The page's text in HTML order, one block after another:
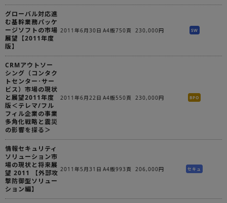
グローバル対応進
む基幹業務パッケ
ージソフトの市場
展望【2011年度
版】
2011年6月30日 A4版750頁 230,000円 SW
CRMアウトソー
シング（コンタク
トセンター･サー
ビス）市場の現状
と展望2011年度
版＜テレマ/フル
フィル企業の事業
多角化戦略と震災
の影響を探る＞
2011年6月22日 A4版550頁 230,000円 BPO
情報セキュリティ
ソリューション市
場の現状と将来展
望 2011 【外部攻
撃防御型ソリュー
ション編】
2011年5月31日 A4版993頁 206,000円 セキュ